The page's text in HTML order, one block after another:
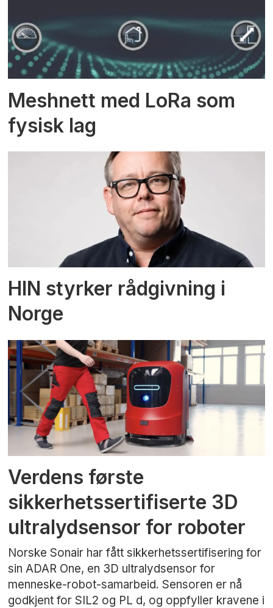
Meshnett med LoRa som
fysisk lag
HIN styrker rådgivning i
Norge
Verdens første
sikkerhetssertifiserte 3D
ultralydsensor for roboter
Norske Sonair har fått sikkerhetssertifisering for
sin ADAR One, en 3D ultralydsensor for
menneske-robot-samarbeid. Sensoren er nå
godkjent for SIL2 og PL d, og oppfyller kravene i